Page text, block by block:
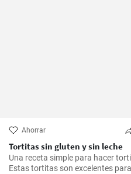
Ahorrar
Tortitas sin gluten y sin leche
Una receta simple para hacer
Estas tortitas son excelentes